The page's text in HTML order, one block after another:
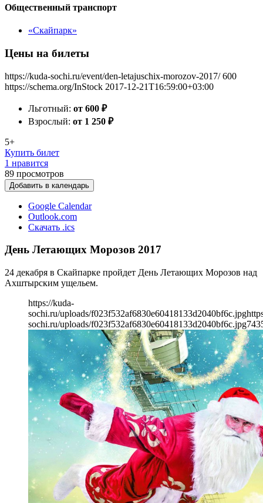
Общественный транспорт
«Скайпарк»
Цены на билеты
https://kuda-sochi.ru/event/den-letajuschix-morozov-2017/ 600
https://schema.org/InStock 2017-12-21T16:59:00+03:00
Льготный: от 600 ₽
Взрослый: от 1 250 ₽
5+
Купить билет
1 нравится
89 просмотров
Добавить в календарь
Google Calendar
Outlook.com
Скачать .ics
День Летающих Морозов 2017
24 декабря в Скайпарке пройдет День Летающих Морозов над
Ахштырским ущельем.
https://kuda-
sochi.ru/uploads/f023f532af6830e60418133d2040bf6c.jpg
sochi.ru/uploads/f023f532af6830e60418133d2040bf6c.jpg743